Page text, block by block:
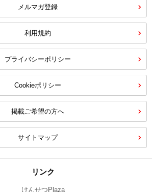
メルマガ登録
利用規約
プライバシーポリシー
Cookieポリシー
掲載ご希望の方へ
サイトマップ
リンク
けんせつPlaza